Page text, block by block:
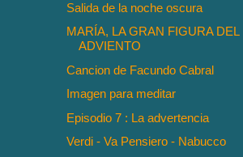
Salida de la noche oscura
MARÍA, LA GRAN FIGURA DEL
ADVIENTO
Cancion de Facundo Cabral
Imagen para meditar
Episodio 7 : La advertencia
Verdi - Va Pensiero - Nabucco